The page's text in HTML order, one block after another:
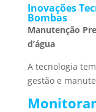
Inovações
Bombas
Manutenção
d’água
A tecnologia
gestão e